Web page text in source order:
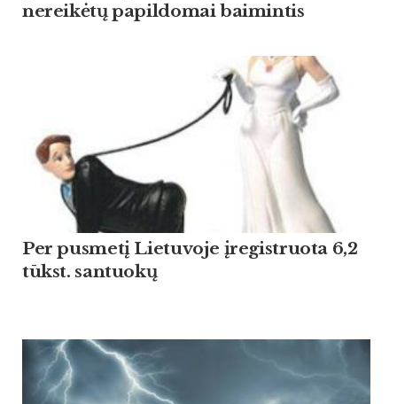
nereikėtų papildomai baimintis
Per pusmetį Lietuvoje įregistruota 6,2
tūkst. santuokų